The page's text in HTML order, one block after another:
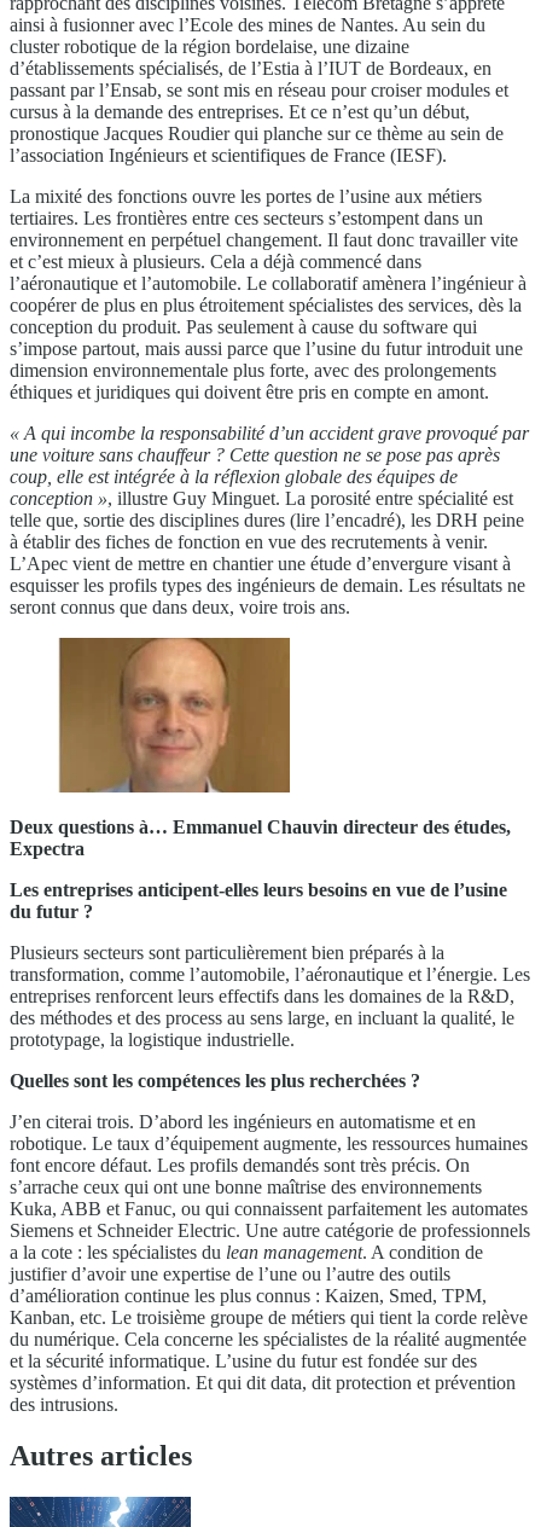
ainsi à fusionner avec l’Ecole des mines de Nantes. Au sein du
cluster robotique de la région bordelaise, une dizaine
d’établissements spécialisés, de l’Estia à l’IUT de Bordeaux, en
passant par l’Ensab, se sont mis en réseau pour croiser modules et
cursus à la demande des entreprises. Et ce n’est qu’un début,
pronostique Jacques Roudier qui planche sur ce thème au sein de
l’association Ingénieurs et scientifiques de France (IESF).
La mixité des fonctions ouvre les portes de l’usine aux métiers
tertiaires. Les frontières entre ces secteurs s’estompent dans un
environnement en perpétuel changement. Il faut donc travailler vite
et c’est mieux à plusieurs. Cela a déjà commencé dans
l’aéronautique et l’automobile. Le collaboratif amènera l’ingénieur à
coopérer de plus en plus étroitement spécialistes des services, dès la
conception du produit. Pas seulement à cause du software qui
s’impose partout, mais aussi parce que l’usine du futur introduit une
dimension environnementale plus forte, avec des prolongements
éthiques et juridiques qui doivent être pris en compte en amont.
« A qui incombe la responsabilité d’un accident grave provoqué par
une voiture sans chauffeur ? Cette question ne se pose pas après
coup, elle est intégrée à la réflexion globale des équipes de
conception », illustre Guy Minguet. La porosité entre spécialité est
telle que, sortie des disciplines dures (lire l’encadré), les DRH peine
à établir des fiches de fonction en vue des recrutements à venir.
L’Apec vient de mettre en chantier une étude d’envergure visant à
esquisser les profils types des ingénieurs de demain. Les résultats ne
seront connus que dans deux, voire trois ans.
Deux questions à… Emmanuel Chauvin directeur des études,
Expectra
Les entreprises anticipent-elles leurs besoins en vue de l’usine
du futur ?
Plusieurs secteurs sont particulièrement bien préparés à la
transformation, comme l’automobile, l’aéronautique et l’énergie. Les
entreprises renforcent leurs effectifs dans les domaines de la R&D,
des méthodes et des process au sens large, en incluant la qualité, le
prototypage, la logistique industrielle.
Quelles sont les compétences les plus recherchées ?
J’en citerai trois. D’abord les ingénieurs en automatisme et en
robotique. Le taux d’équipement augmente, les ressources humaines
font encore défaut. Les profils demandés sont très précis. On
s’arrache ceux qui ont une bonne maîtrise des environnements
Kuka, ABB et Fanuc, ou qui connaissent parfaitement les automates
Siemens et Schneider Electric. Une autre catégorie de professionnels
a la cote : les spécialistes du lean management. A condition de
justifier d’avoir une expertise de l’une ou l’autre des outils
d’amélioration continue les plus connus : Kaizen, Smed, TPM,
Kanban, etc. Le troisième groupe de métiers qui tient la corde relève
du numérique. Cela concerne les spécialistes de la réalité augmentée
et la sécurité informatique. L’usine du futur est fondée sur des
systèmes d’information. Et qui dit data, dit protection et prévention
des intrusions.
Autres articles